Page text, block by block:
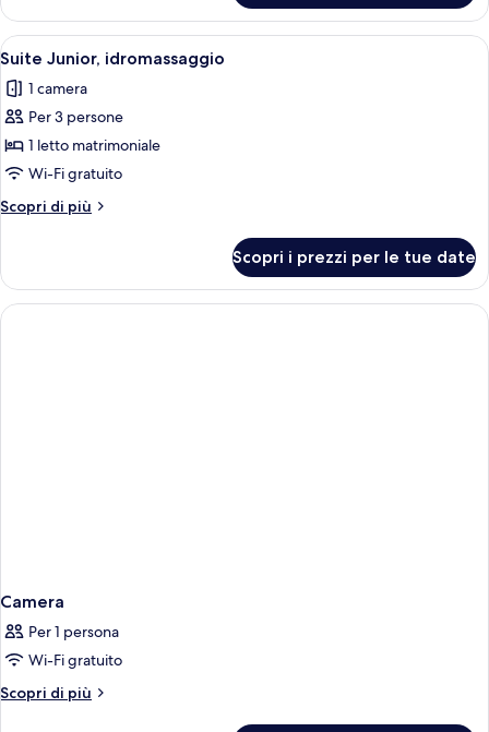
Classic
uso
singolo
Apri
tutte
le
foto
per
Suite
Junior,
idromassaggio
Camera d'albergo con un letto
5
Suite Junior, idromassaggio
1 camera
Per 3 persone
1 letto matrimoniale
Wi-Fi gratuito
Scopri di più
Altri
Junior,
idromassaggio
Scopri i prezzi per le tue date
Camera
Per 1 persona
Wi-Fi gratuito
Scopri di più
Altri